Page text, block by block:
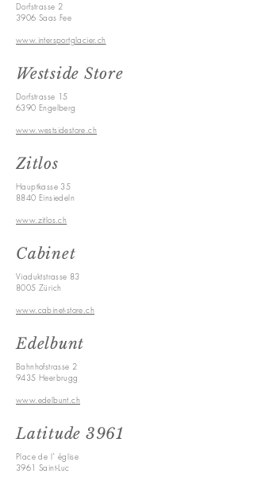
Dorfstrasse 2
3906 Saas Fee
www.intersportglacier.ch
Westside Store
Dorfstrasse 15
6390 Engelberg
www.westsidestore.ch
Cabinet
Viaduktstrasse 83
8005 Zürich
www.cabinet-store.ch
Edelbunt
Bahnhofstrasse 2
9435 Heerbrugg
www.edelbunt.ch
Latitude 3961
Place de l` église
3961 Saint-Luc
Zitlos
Hauptkasse 35
8840 Einsiedeln
www.zitlos.ch